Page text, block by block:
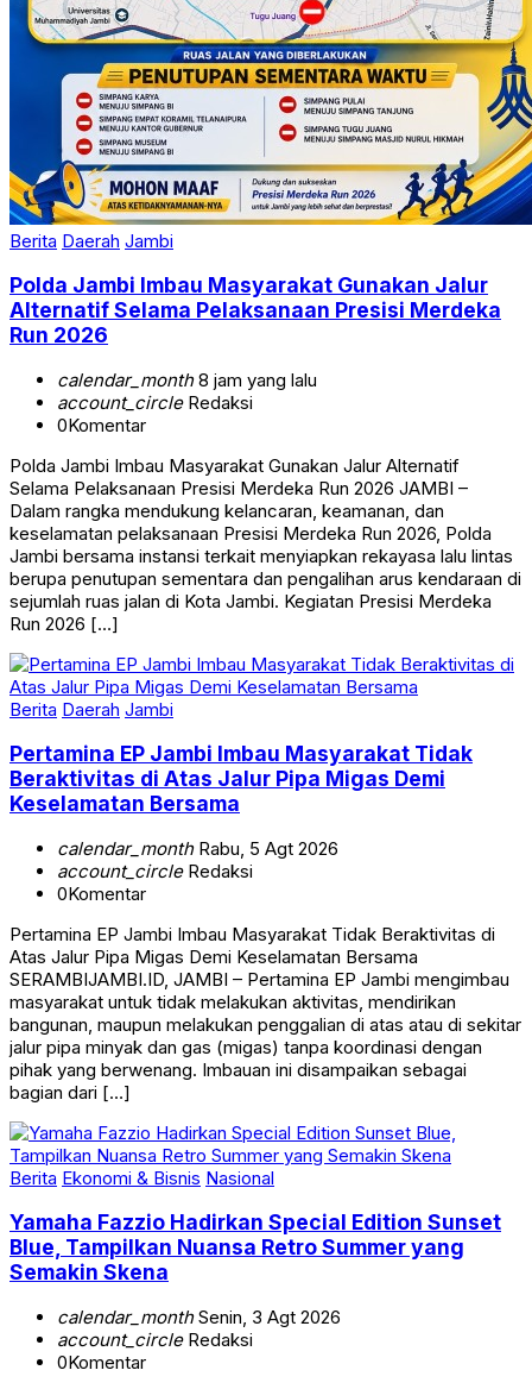
Berita Daerah Jambi
Polda Jambi Imbau Masyarakat Gunakan Jalur
Alternatif Selama Pelaksanaan Presisi Merdeka
Run 2026
calendar_month8 jam yang lalu
account_circleRedaksi
0Komentar
Polda Jambi Imbau Masyarakat Gunakan Jalur Alternatif
Selama Pelaksanaan Presisi Merdeka Run 2026 JAMBI –
Dalam rangka mendukung kelancaran, keamanan, dan
keselamatan pelaksanaan Presisi Merdeka Run 2026, Polda
Jambi bersama instansi terkait menyiapkan rekayasa lalu lintas
berupa penutupan sementara dan pengalihan arus kendaraan di
sejumlah ruas jalan di Kota Jambi. Kegiatan Presisi Merdeka
Run 2026 […]
Berita Daerah Jambi
Pertamina EP Jambi Imbau Masyarakat Tidak
Beraktivitas di Atas Jalur Pipa Migas Demi
Keselamatan Bersama
calendar_monthRabu, 5 Agt 2026
account_circleRedaksi
0Komentar
Pertamina EP Jambi Imbau Masyarakat Tidak Beraktivitas di
Atas Jalur Pipa Migas Demi Keselamatan Bersama
SERAMBIJAMBI.ID, JAMBI – Pertamina EP Jambi mengimbau
masyarakat untuk tidak melakukan aktivitas, mendirikan
bangunan, maupun melakukan penggalian di atas atau di sekitar
jalur pipa minyak dan gas (migas) tanpa koordinasi dengan
pihak yang berwenang. Imbauan ini disampaikan sebagai
bagian dari […]
Berita Ekonomi & Bisnis Nasional
Yamaha Fazzio Hadirkan Special Edition Sunset
Blue, Tampilkan Nuansa Retro Summer yang
Semakin Skena
calendar_monthSenin, 3 Agt 2026
account_circleRedaksi
0Komentar